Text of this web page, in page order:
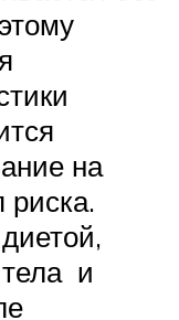
на
риска.
и